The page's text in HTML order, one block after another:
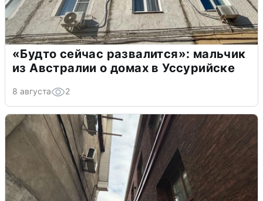
«Будто сейчас развалится»: мальчик
из Австралии о домах в Уссурийске
8 августа 2